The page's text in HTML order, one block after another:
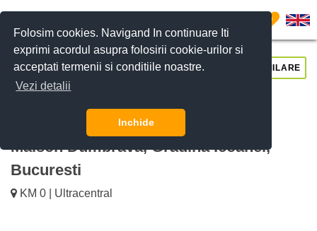
Folosim cookies. Navigand In continuare Iti
exprimi acordul asupra folosirii cookie-urilor si
acceptati termenii si conditiile noastre.
Vezi detalii
Inchide
0
Central cu loc de parcare subteran
Maison Dumbrava, Gradina Icoanei,
Bucuresti
KM 0 | Ultracentral
CERE DETALII SUNĂ-NE SIMILARE